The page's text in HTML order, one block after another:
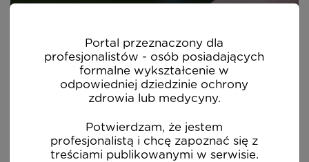
OGLĄDAJ (16:40)
Alergiczny wyprysk kontaktowy
Prof. dr hab. n. med. Radosław Śpiewak
Portal przeznaczony dla
profesjonalistów - osób posiadających
formalne wykształcenie w
odpowiedniej dziedzinie ochrony
zdrowia lub medycyny.
Potwierdzam, że jestem
profesjonalistą i chcę zapoznać się z
treściami publikowanymi w serwisie.